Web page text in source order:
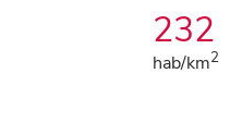
232
hab/km2